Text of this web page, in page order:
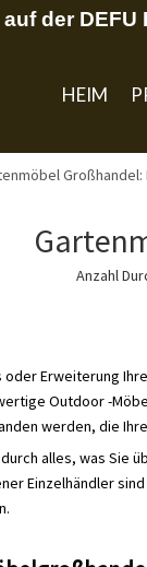
der
HEIM
Anzahl
Erweiterung
Outdoor -
werden, die
alles, was Sie
Einzelhändler